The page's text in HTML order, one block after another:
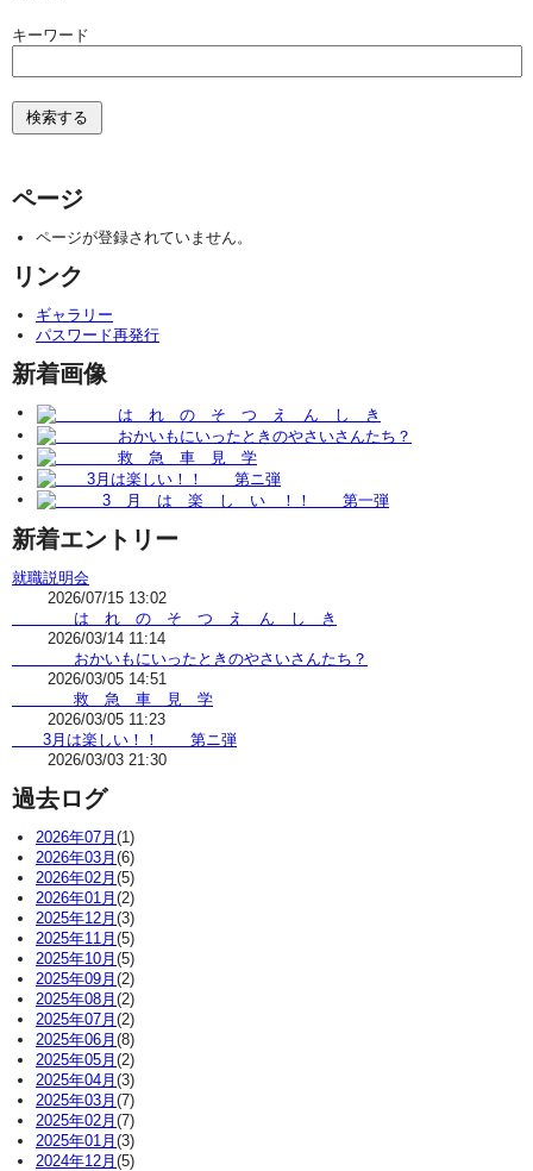
キーワード
ページ
ページが登録されていません。
リンク
ギャラリー
パスワード再発行
新着画像
新着エントリー
就職説明会
2026/07/15 13:02
は れ の そ つ え ん し き
2026/03/14 11:14
おかいもにいったときのやさいさんたち？
2026/03/05 14:51
救 急 車 見 学
2026/03/05 11:23
3月は楽しい！！ 第ニ弾
2026/03/03 21:30
過去ログ
2026年07月 (1)
2026年03月 (6)
2026年02月 (5)
2026年01月 (2)
2025年12月 (3)
2025年11月 (5)
2025年10月 (5)
2025年09月 (2)
2025年08月 (2)
2025年07月 (2)
2025年06月 (8)
2025年05月 (2)
2025年04月 (3)
2025年03月 (7)
2025年02月 (7)
2025年01月 (3)
2024年12月 (5)